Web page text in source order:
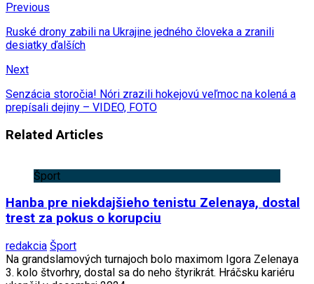
Previous
Ruské drony zabili na Ukrajine jedného človeka a zranili
desiatky ďalších
Next
Senzácia storočia! Nóri zrazili hokejovú veľmoc na kolená a
prepísali dejiny – VIDEO, FOTO
Related Articles
Šport
Hanba pre niekdajšieho tenistu Zelenaya, dostal
trest za pokus o korupciu
redakcia Šport
Na grandslamových turnajoch bolo maximom Igora Zelenaya
3. kolo štvorhry, dostal sa do neho štyrikrát. Hráčsku kariéru